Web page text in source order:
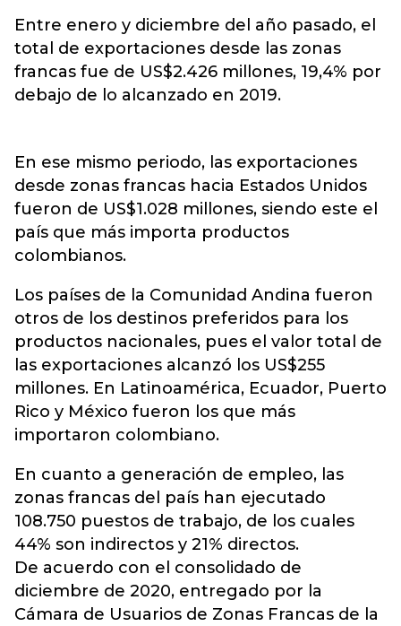
Entre enero y diciembre del año pasado, el
total de exportaciones desde las zonas
francas fue de US$2.426 millones, 19,4% por
debajo de lo alcanzado en 2019.
En ese mismo periodo, las exportaciones
desde zonas francas hacia Estados Unidos
fueron de US$1.028 millones, siendo este el
país que más importa productos
colombianos.
Los países de la Comunidad Andina fueron
otros de los destinos preferidos para los
productos nacionales, pues el valor total de
las exportaciones alcanzó los US$255
millones. En Latinoamérica, Ecuador, Puerto
Rico y México fueron los que más
importaron colombiano.
En cuanto a generación de empleo, las
zonas francas del país han ejecutado
108.750 puestos de trabajo, de los cuales
44% son indirectos y 21% directos.
De acuerdo con el consolidado de
diciembre de 2020, entregado por la
Cámara de Usuarios de Zonas Francas de la